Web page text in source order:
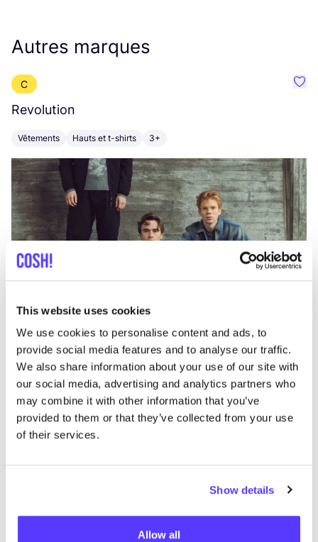
This website uses cookies
We use cookies to personalise content and ads, to
provide social media features and to analyse our traffic.
We also share information about your use of our site with
our social media, advertising and analytics partners who
may combine it with other information that you’ve
provided to them or that they’ve collected from your use
of their services.
Show details
Allow all
Autres marques
C
Revolution
Vêtements Hauts et t-shirts 3+